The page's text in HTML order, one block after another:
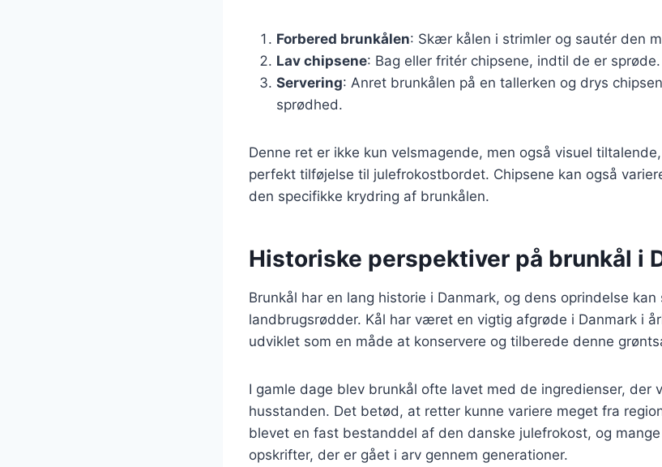
Forbered brunkålen: Skær kålen i strimler og sautér den
Lav chipsene: Bag eller fritér chipsene, indtil de er sprøde.
Servering: Anret brunkålen på en tallerken og drys
sprødhed.
Denne ret er ikke kun velsmagende, men også visuel
perfekt tilføjelse til julefrokostbordet. Chipsene kan også
den specifikke krydring af brunkålen.
Historiske perspektiver på brunkål i
Brunkål har en lang historie i Danmark, og dens oprindelse
landbrugsrødder. Kål har været en vigtig afgrøde i Danmark i
udviklet som en måde at konservere og tilberede denne
I gamle dage blev brunkål ofte lavet med de ingredienser, der
husstanden. Det betød, at retter kunne variere meget fra
blevet en fast bestanddel af den danske julefrokost, og
opskrifter, der er gået i arv gennem generationer.